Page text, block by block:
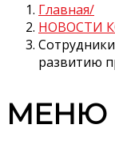
Главная
НОВОСТИ
развитию
МЕНЮ